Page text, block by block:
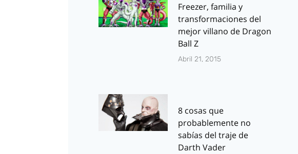
Freezer, familia y
transformaciones del
mejor villano de Dragon
Ball Z
Abril 21, 2015
8 cosas que
probablemente no
sabías del traje de
Darth Vader